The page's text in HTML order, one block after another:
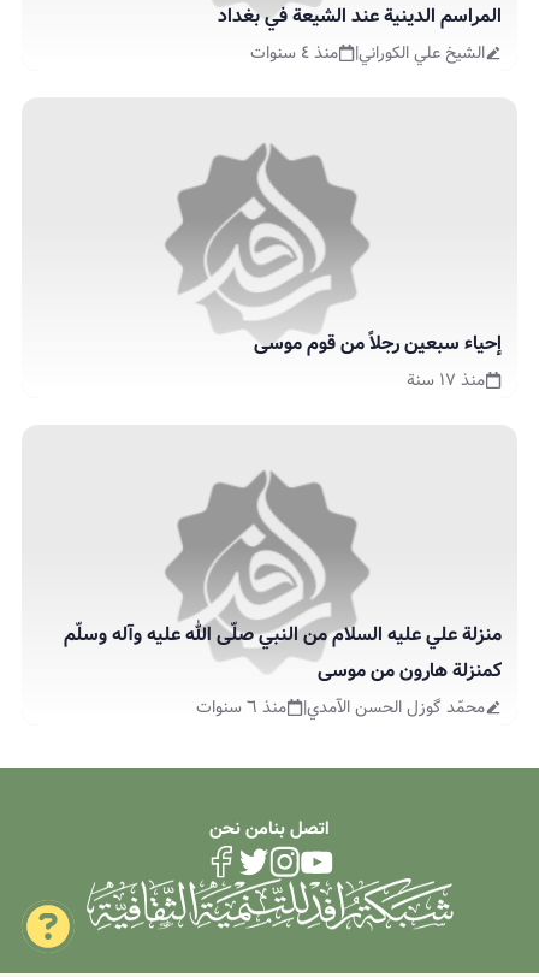
المراسم الدينية عند الشيعة في بغداد
الشيخ علي الكوراني| منذ ٤ سنوات
إحياء سبعين رجلاً من قوم موسى
منذ ١٧ سنة
منزلة علي عليه السلام من النبي صلّى الله عليه وآله وسلّم
كمنزلة هارون من موسى
محمّد گوزل الحسن الآمدي| منذ ٦ سنوات
اتصل بنامن نحن